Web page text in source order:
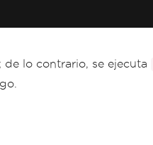
; de lo contrario, se ejecuta